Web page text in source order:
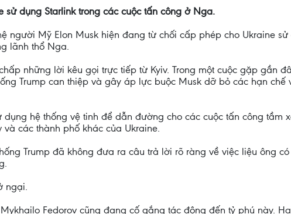
sử dụng Starlink trong các cuộc tấn công ở Nga.
người Mỹ Elon Musk hiện đang từ chối cấp phép cho Ukraine
lãnh thổ Nga.
những lời kêu gọi trực tiếp từ Kyiv. Trong một cuộc gặp gần
Trump can thiệp và gây áp lực buộc Musk dỡ bỏ các hạn
dụng hệ thống vệ tinh để dẫn đường cho các cuộc tấn công tầm
các thành phố khác của Ukraine.
Trump đã không đưa ra câu trả lời rõ ràng về việc liệu ông
ngại.
Fedorov cũng đang cố gắng tác động đến tỷ phú này.